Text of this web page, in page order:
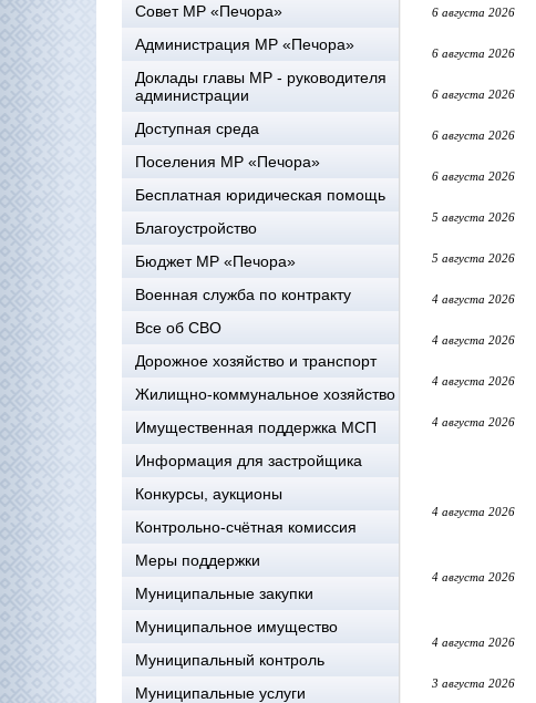
Совет МР «Печора»
Администрация МР «Печора»
Доклады главы МР - руководителя
администрации
Доступная среда
Поселения МР «Печора»
Бесплатная юридическая помощь
Благоустройство
Бюджет МР «Печора»
Военная служба по контракту
Все об СВО
Дорожное хозяйство и транспорт
Жилищно-коммунальное хозяйство
Имущественная поддержка МСП
Информация для застройщика
Конкурсы, аукционы
Контрольно-счётная комиссия
Меры поддержки
Муниципальные закупки
Муниципальное имущество
Муниципальный контроль
Муниципальные услуги
6 августа 2026
6 августа 2026
6 августа 2026
6 августа 2026
6 августа 2026
5 августа 2026
5 августа 2026
4 августа 2026
4 августа 2026
4 августа 2026
4 августа 2026
4 августа 2026
4 августа 2026
4 августа 2026
3 августа 2026